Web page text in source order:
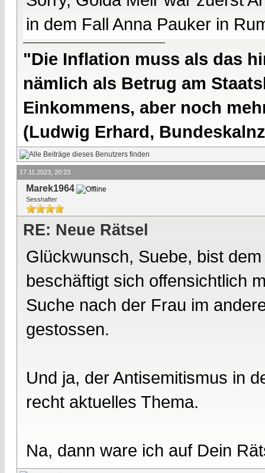
in dem Fall Anna Pauker in
"Die Inflation muss als das
nämlich als Betrug am
Einkommens, aber noch
(Ludwig Erhard,
17.11.2023, 20:23
Marek1964
Sesshafter
RE: Neue Rätsel
Glückwunsch, Suebe, bist
beschäftigt sich offensichtlich
Suche nach der Frau im
gestossen.
Und ja, der Antisemitismus in
recht aktuelles Thema.
Na, dann ware ich auf Dein